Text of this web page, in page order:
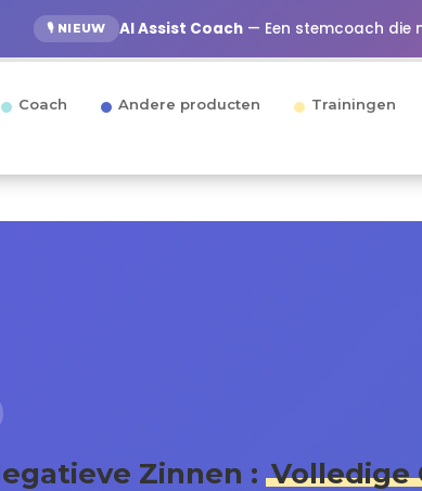
🎙️ NIEUW AI Assist Coach— Een stemcoach die
Coach Andere producten Trainingen
Zinnen : Volledige